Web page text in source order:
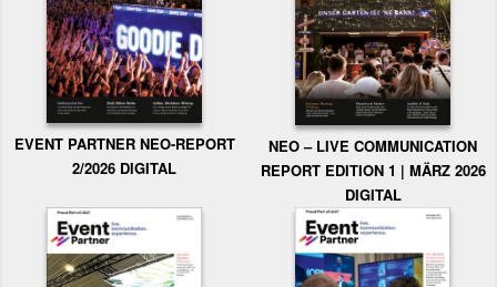
EVENT PARTNER NEO-REPORT
2/2026 DIGITAL
NEO – LIVE COMMUNICATION
REPORT EDITION 1 | MÄRZ 2026
DIGITAL